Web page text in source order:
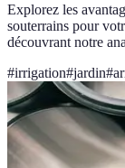
Explorez les
souterrains pour
découvrant notre
#irrigation#jardin#